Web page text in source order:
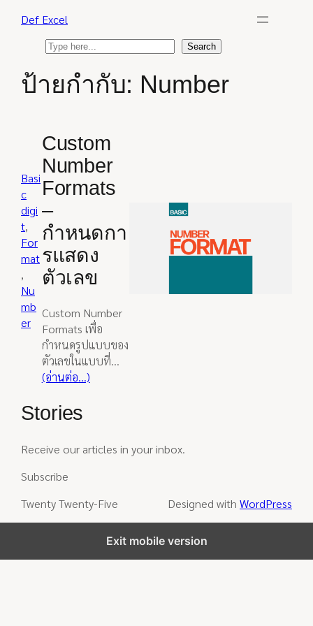
Def Excel
S
a
r
Search
ป้ายกำกับ: Number
Basi
c
digi
t
For
mat
Nu
mb
er
Custom
Number
Formats
–
กำหนดกา
รแสดง
ตัวเลข
Custom Number
Formats เพื่อ
กำหนดรูปแบบของ
ตัวเลขในแบบที่…
(อ่านต่อ…)
Stories
Receive our articles in your inbox.
Subscribe
Twenty Twenty-Five
Designed with WordPress
Exit mobile version